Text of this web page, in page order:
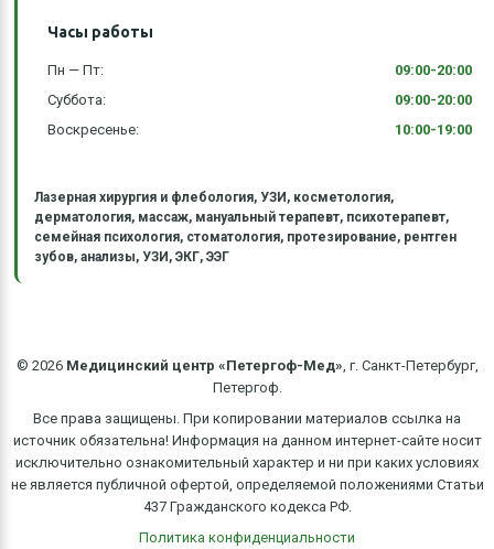
Часы работы
Пн — Пт:
09:00-20:00
Суббота:
09:00-20:00
Воскресенье:
10:00-19:00
Лазерная хирургия и флебология, УЗИ, косметология,
дерматология, массаж, мануальный терапевт, психотерапевт,
семейная психология, стоматология, протезирование, рентген
зубов, анализы, УЗИ, ЭКГ, ЭЭГ
© 2026 Медицинский центр «Петергоф-Мед», г. Санкт-Петербург,
Петергоф.
Все права защищены. При копировании материалов ссылка на
источник обязательна! Информация на данном интернет-сайте носит
исключительно ознакомительный характер и ни при каких условиях
не является публичной офертой, определяемой положениями Статьи
437 Гражданского кодекса РФ.
Политика конфиденциальности